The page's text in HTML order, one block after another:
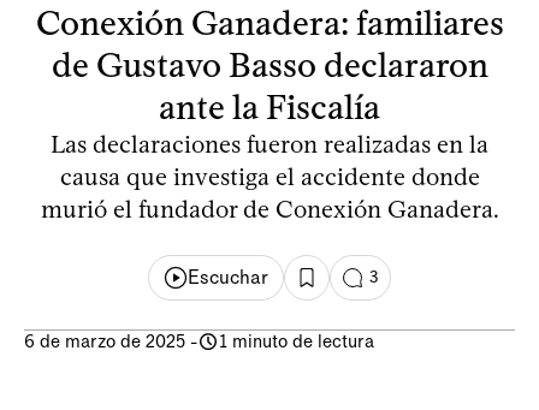
Conexión Ganadera: familiares
de Gustavo Basso declararon
ante la Fiscalía
Las declaraciones fueron realizadas en la
causa que investiga el accidente donde
murió el fundador de Conexión Ganadera.
Escuchar 3
6 de marzo de 2025 - 1 minuto de lectura